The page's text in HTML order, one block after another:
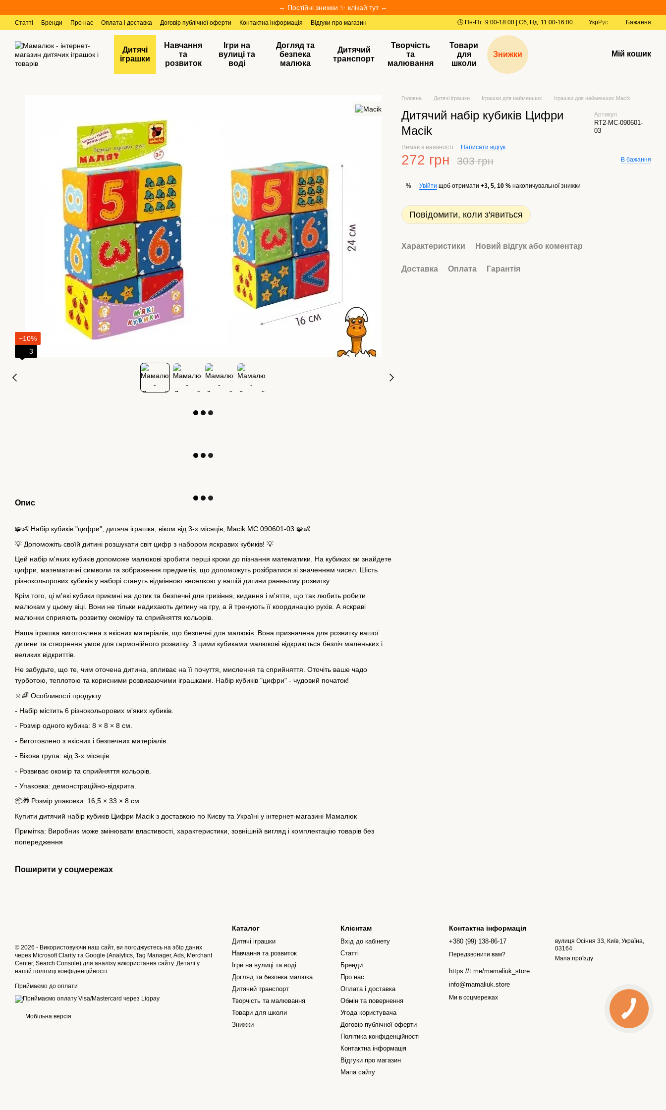
→ Постійні знижки ✨ клікай тут ←
Статті Бренди Про нас Оплата і доставка Договір публічної оферти Контактна інформація Відгуки про магазин УкрРус Бажання
Дитячі
іграшки
Навчання
та
розвиток
Ігри на
вулиці та
воді
Догляд та
безпека
малюка
Дитячий
транспорт
Творчість
та
малювання
Товари
для
школи
Знижки Мій кошик
−10%
3
Опис
🧩👶 Набір кубиків "цифри", дитяча іграшка, віком від 3-х місяців, Macik МС 090601-03 🧩👶
💡 Допоможіть своїй дитині розшукати світ цифр з набором яскравих кубиків! 💡
Цей набір м'яких кубиків допоможе малюкові зробити перші кроки до пізнання математики. На кубиках ви знайдете
цифри, математичні символи та зображення предметів, що допоможуть розібратися зі значенням чисел. Шість
різнокольорових кубиків у наборі стануть відмінною веселкою у вашій дитини ранньому розвитку.
Крім того, ці м'які кубики приємні на дотик та безпечні для гризіння, кидання і м'яття, що так любить робити
малюкам у цьому віці. Вони не тільки надихають дитину на гру, а й тренують її координацію рухів. А яскраві
малюнки сприяють розвитку окоміру та сприйняття кольорів.
Наша іграшка виготовлена з якісних матеріалів, що безпечні для малюків. Вона призначена для розвитку вашої
дитини та створення умов для гармонійного розвитку. З цими кубиками малюкові відкриються безліч маленьких і
великих відкриттів.
Не забудьте, що те, чим оточена дитина, впливає на її почуття, мислення та сприйняття. Оточіть ваше чадо
турботою, теплотою та корисними розвиваючими іграшками. Набір кубиків "цифри" - чудовий початок!
🔆🌈 Особливості продукту:
- Набір містить 6 різнокольорових м'яких кубиків.
- Розмір одного кубика: 8 × 8 × 8 см.
- Виготовлено з якісних і безпечних матеріалів.
- Вікова група: від 3-х місяців.
- Розвиває окомір та сприйняття кольорів.
- Упаковка: демонстраційно-відкрита.
📦🎁 Розмір упаковки: 16,5 × 33 × 8 см
Купити дитячий набір кубиків Цифри Macik з доставкою по Києву та Україні у інтернет-магазині Мамалюк
Примітка: Виробник може змінювати властивості, характеристики, зовнішній вигляд і комплектацію товарів без
попередження
Поширити у соцмережах
Головна Дитячі іграшки Іграшки для найменших Іграшки для найменших Macik
Дитячий набір кубиків Цифри
Macik
Артикул
RT2-МС-090601-
03
Немає в наявності Написати відгук
272 грн 303 грн В бажання
% Увійти щоб отримати+3, 5, 10 % накопичувальної знижки
Повідомити, коли з'явиться
Характеристики Новий відгук або коментар
Доставка Оплата Гарантія
© 2026 - Використовуючи наш сайт, ви погоджуєтесь на збір даних
через Microsoft Clarity та Google (Analytics, Tag Manager, Ads, Merchant
Center, Search Console) для аналізу використання сайту. Деталі у
нашій політиці конфіденційності
Приймаємо до оплати
Мобільна версія
Каталог
Дитячі іграшки
Навчання та розвиток
Ігри на вулиці та воді
Догляд та безпека малюка
Дитячий транспорт
Творчість та малювання
Товари для школи
Знижки
Клієнтам
Вхід до кабінету
Статті
Бренди
Про нас
Оплата і доставка
Обмін та повернення
Угода користувача
Договір публічної оферти
Політика конфіденційності
Контактна інформація
Відгуки про магазин
Мапа сайту
Контактна інформація
+380 (99) 138-86-17
Передзвонити вам?
https://t.me/mamaliuk_store
info@mamaliuk.store
вулиця Осіння 33, Київ, Україна,
03164
Мапа проїзду
Ми в соцмережах